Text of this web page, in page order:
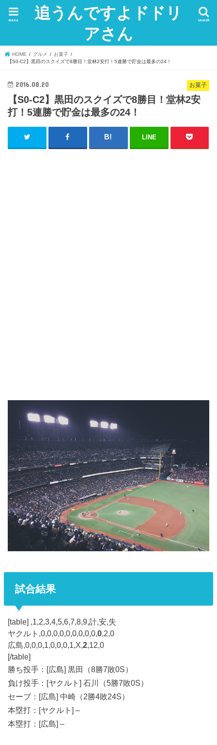
追うんですよドドリ
アさん
search
menu
HOME グルメ
お菓子
【S0-C2】黒田のスクイズで8勝目！堂林2安打！5連勝で貯金は最多の24！
お菓子
2016.08.20
【S0-C2】黒田のスクイズで8勝目！堂林2安
打！5連勝で貯金は最多の24！
LINE
試合結果
[table] ,1,2,3,4,5,6,7,8,9,計,安,失
ヤクルト,0,0,0,0,0,0,0,0,0,0,2,0
広島,0,0,0,1,0,0,0,1,X,2,12,0
[/table]
勝ち投手：[広島] 黒田（8勝7敗0S）
負け投手：[ヤクルト] 石川（5勝7敗0S）
セーブ：[広島] 中崎（2勝4敗24S）
本塁打：[ヤクルト] –
本塁打：[広島] –